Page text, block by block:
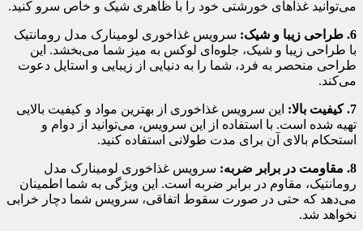
می‌توانید غذاهای خورشتی خود را با ظاهری شیک و خاص سرو کنید.
6. طراحی زیبا و شیک:
سرویس غذاخوری لومینارک مدل رومانتیک
با طراحی زیبا و شیک، جلوه‌ای لوکس به میز شما می‌بخشد. این
طراحی منحصر به فرد، شما را به دنیایی از زیبایی و استایل دعوت
می‌کند.
7. کیفیت بالا:
این سرویس غذاخوری از بهترین مواد و کیفیت بالایی
تهیه شده است. با استفاده از این سرویس، می‌توانید از دوام و
استحکام بالای آن برای مدت طولانی استفاده کنید.
8. مقاومت در برابر ضربه:
سرویس غذاخوری لومینارک مدل
رومانتیک، مقاوم در برابر ضربه است. این ویژگی به شما اطمینان
می‌دهد که حتی در صورت سقوط اتفاقی، سرویس شما دچار خرابی
نخواهد شد.